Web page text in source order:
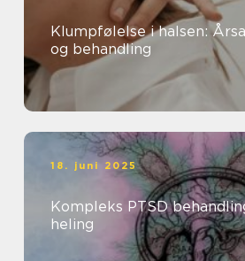
Klumpfølelse i halsen:
og behandling
18. juni 2025
Kompleks PTSD
heling